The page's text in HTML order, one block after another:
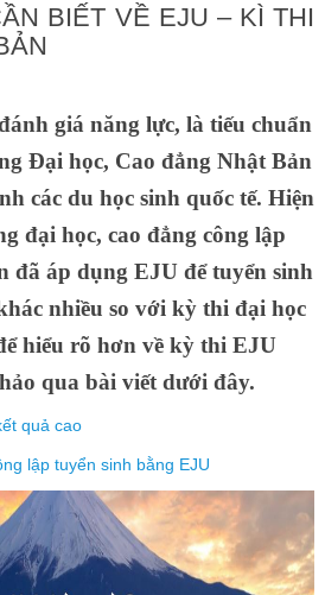
BIẾT VỀ EJU – KÌ THI
giá năng lực, là tiếu chuẩn
Đại học, Cao đẳng Nhật Bản
các du học sinh quốc tế. Hiện
đại học, cao đẳng công lập
đã áp dụng EJU để tuyển sinh
nhiều so với kỳ thi đại học
hiểu rõ hơn về kỳ thi EJU
qua bài viết dưới đây.
quả cao
lập tuyển sinh bằng EJU